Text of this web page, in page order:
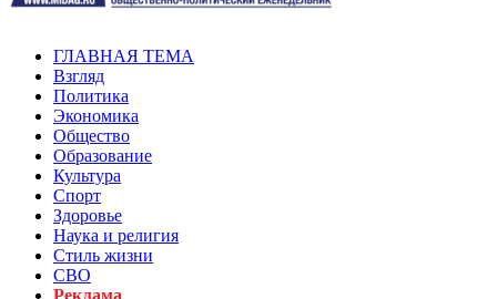
ГЛАВНАЯ ТЕМА
Взгляд
Политика
Экономика
Общество
Образование
Культура
Спорт
Здоровье
Наука и религия
Стиль жизни
СВО
Реклама